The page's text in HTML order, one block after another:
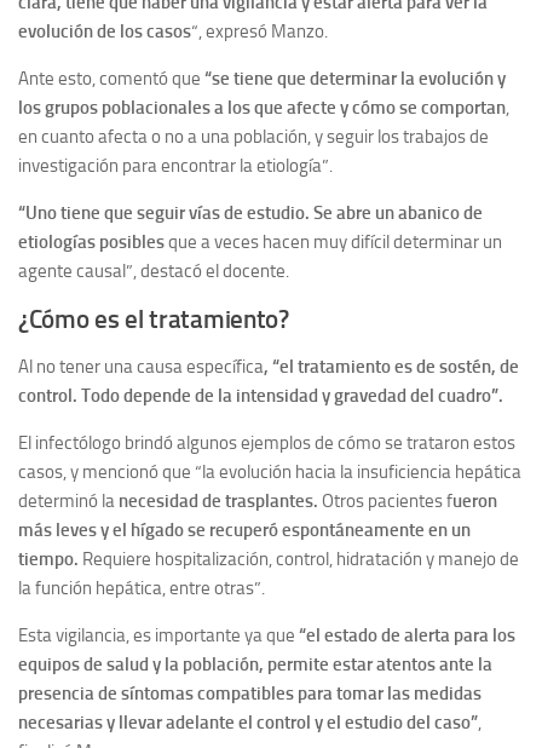
evolución de los casos“, expresó Manzo.
Ante esto, comentó que “se tiene que determinar la evolución y
los grupos poblacionales a los que afecte y cómo se comportan,
en cuanto afecta o no a una población, y seguir los trabajos de
investigación para encontrar la etiología”.
“Uno tiene que seguir vías de estudio. Se abre un abanico de
etiologías posiblesque a veces hacen muy difícil determinar un
agente causal”, destacó el docente.
¿Cómo es el tratamiento?
Al no tener una causa específica, “el tratamiento es de sostén, de
control. Todo depende de la intensidad y gravedad del cuadro”.
El infectólogo brindó algunos ejemplos de cómo se trataron estos
casos, y mencionó que “la evolución hacia la insuficiencia hepática
determinó la necesidad de trasplantes. Otros pacientes fueron
más leves y el hígado se recuperó espontáneamente en un
tiempo. Requiere hospitalización, control, hidratación y manejo de
la función hepática, entre otras”.
Esta vigilancia, es importante ya que “el estado de alerta para los
equipos de salud y la población, permite estar atentos ante la
presencia de síntomas compatibles para tomar las medidas
necesarias y llevar adelante el control y el estudio del caso”,